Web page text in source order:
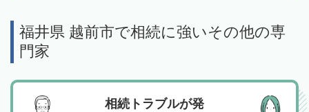
福井県 越前市で相続に強いその他の専
門家
相続トラブルが発